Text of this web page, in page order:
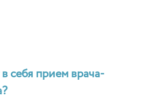
себя прием врача-